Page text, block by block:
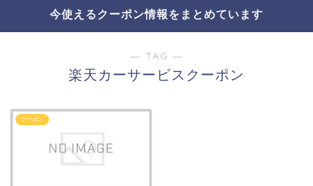
今使えるクーポン情報をまとめています
― TAG ―
楽天カーサービスクーポン
クーポン